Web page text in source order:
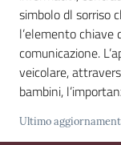
simbolo dl sorriso
l’elemento chiave
comunicazione.
veicolare,
bambini,
Ultimo